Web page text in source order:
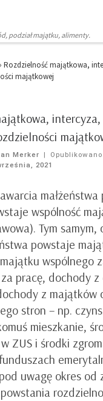
podział majątku, alimenty.
Rozdzielność majątkowa,
majątkowej
Merker |
2021
małżeństwa
wspólność
Tym samym,
powstaje
wspólnego
pracę, dochody z
z majątków
stron – np.
mieszkanie,
ZUS i środki
uwagę okres od